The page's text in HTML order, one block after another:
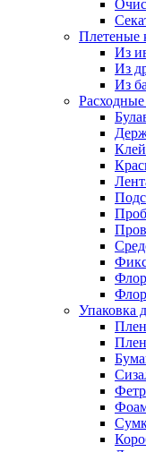
Плетеные
Из
Из
Из
Клей
Упаковка
Фетр